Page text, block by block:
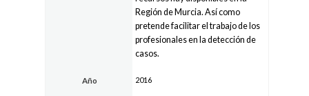
Región de Murcia. Así como
pretende facilitar el trabajo de los
profesionales en la detección de
casos.
Año 2016